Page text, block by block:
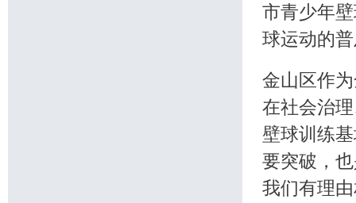
市青少年
球运动的
金山区作
在社会治
壁球训练
要突破，
我们有理